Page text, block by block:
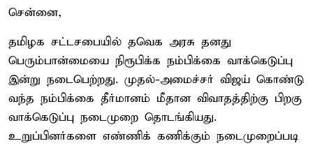
சென்னை,
தமிழக சட்டசபையில் தவெக அரசு தனது
பெரும்பான்மையை நிரூபிக்க நம்பிக்கை வாக்கெடுப்பு
இன்று நடைபெற்றது. முதல்-அமைச்சர் விஜய் கொண்டு
வந்த நம்பிக்கை தீர்மானம் மீதான விவாதத்திற்கு பிறகு
வாக்கெடுப்பு நடைமுறை தொடங்கியது.
உறுப்பினர்களை எண்ணிக் கணிக்கும் நடைமுறைப்படி